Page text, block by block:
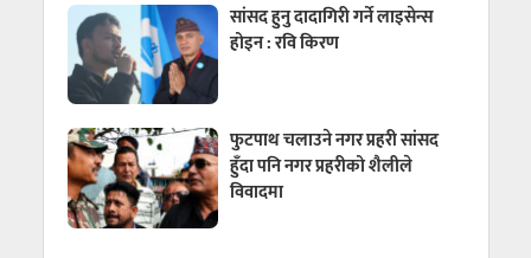
सांसद हुनु दादागिरी गर्ने लाइसेन्स
होइन : रवि किरण
फुटपाथ चलाउने नगर प्रहरी सांसद
हुँदा पनि नगर प्रहरीको शैलीले
विवादमा